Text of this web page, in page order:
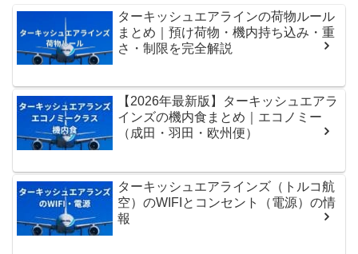
ターキッシュエアラインの荷物ルール
まとめ｜預け荷物・機内持ち込み・重
さ・制限を完全解説
【2026年最新版】ターキッシュエアラ
インズの機内食まとめ｜エコノミー
（成田・羽田・欧州便）
ターキッシュエアラインズ（トルコ航
空）のWIFIとコンセント（電源）の情
報